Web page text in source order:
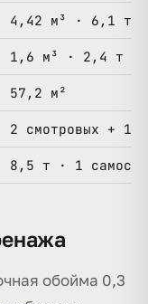
4,42 м³ · 6,1 т
1,6 м³ · 2,4 т
57,2 м²
2 смотровых + 1
8,5 т · 1
обойма 0,3